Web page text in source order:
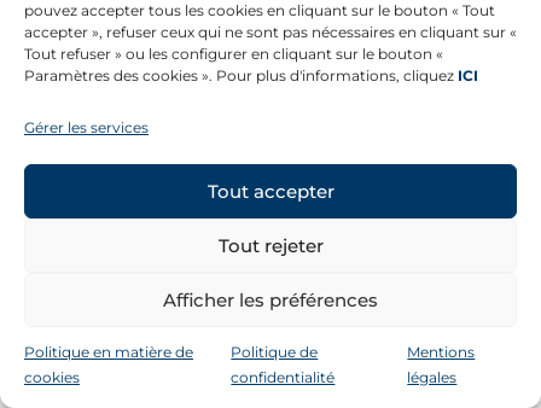
pouvez accepter tous les cookies en cliquant sur le bouton « Tout
accepter », refuser ceux qui ne sont pas nécessaires en cliquant sur «
Tout refuser » ou les configurer en cliquant sur le bouton «
Paramètres des cookies ». Pour plus d'informations, cliquez ICI
Gérer les services
Tout accepter
Tout rejeter
Afficher les préférences
Politique en matière de
cookies
Politique de
confidentialité
Mentions
légales
CONTACT
En savoir plus
Mentions légales
Canal éthique
Politique de
©Copyright 2026 –
Tous droits
réservés.